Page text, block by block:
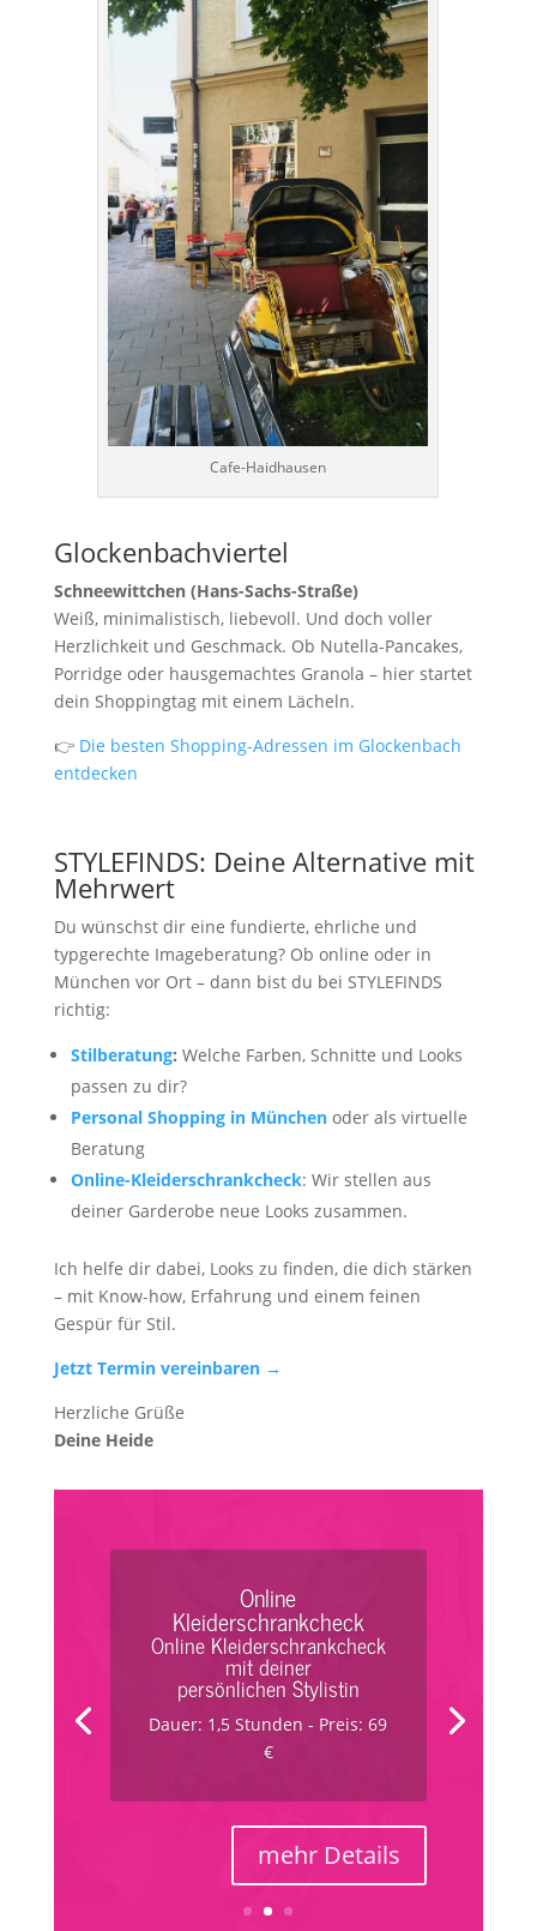
Cafe-Haidhausen
Glockenbachviertel
Schneewittchen (Hans-Sachs-Straße)
Weiß, minimalistisch, liebevoll. Und doch voller
Herzlichkeit und Geschmack. Ob Nutella-Pancakes,
Porridge oder hausgemachtes Granola – hier startet
dein Shoppingtag mit einem Lächeln.
👉 Die besten Shopping-Adressen im Glockenbach
entdecken
STYLEFINDS: Deine Alternative mit
Mehrwert
Du wünschst dir eine fundierte, ehrliche und
typgerechte Imageberatung? Ob online oder in
München vor Ort – dann bist du bei STYLEFINDS
richtig:
Stilberatung: Welche Farben, Schnitte und Looks
passen zu dir?
Personal Shopping in Münchenoder als virtuelle
Beratung
Online-Kleiderschrankcheck: Wir stellen aus
deiner Garderobe neue Looks zusammen.
Ich helfe dir dabei, Looks zu finden, die dich stärken
– mit Know-how, Erfahrung und einem feinen
Gespür für Stil.
Jetzt Termin vereinbaren →
Herzliche Grüße
Deine Heide
Kleiderschrankcheck
Kleiderschrankcheck mit
deiner persönlichenStylistin
Dauer: 3 Stunden - Preis: 179